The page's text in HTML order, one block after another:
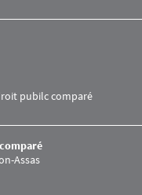
pubilc comparé
Assas